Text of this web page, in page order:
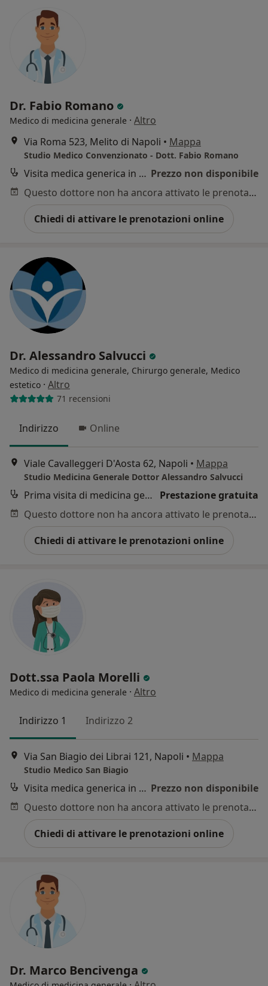
Dr. Fabio Romano
Medico di medicina generale · Altro
Via Roma 523, Melito di Napoli • Mappa
Studio Medico Convenzionato - Dott. Fabio Romano
Visita medica generica in CONVENZIONE Prezzo non disponibile
Questo dottore non ha ancora attivato le prenotazioni online presso questo indirizzo.
Chiedi di attivare le prenotazioni online
Dr. Alessandro Salvucci
Medico di medicina generale, Chirurgo generale, Medico
estetico · Altro
71 recensioni
Indirizzo Online
Viale Cavalleggeri D'Aosta 62, Napoli • Mappa
Studio Medicina Generale Dottor Alessandro Salvucci
Prima visita di medicina generale
Prestazione gratuita
Questo dottore non ha ancora attivato le prenotazioni online presso questo indirizzo.
Chiedi di attivare le prenotazioni online
Dott.ssa Paola Morelli
Medico di medicina generale · Altro
Indirizzo 1 Indirizzo 2
Via San Biagio dei Librai 121, Napoli • Mappa
Studio Medico San Biagio
Visita medica generica in CONVENZIONE Prezzo non disponibile
Questo dottore non ha ancora attivato le prenotazioni online presso questo indirizzo.
Chiedi di attivare le prenotazioni online
Dr. Marco Bencivenga